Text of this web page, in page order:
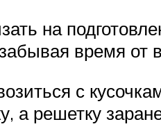
на
время
с
а решетку